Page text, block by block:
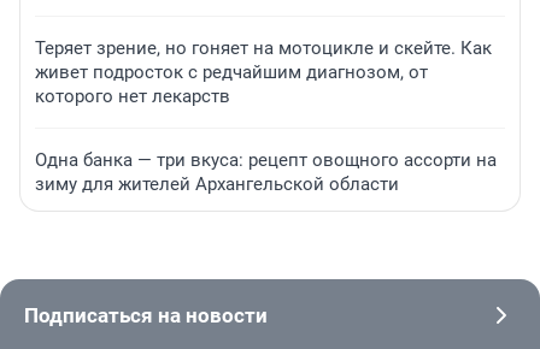
Теряет зрение, но гоняет на мотоцикле и скейте. Как
живет подросток с редчайшим диагнозом, от
которого нет лекарств
Одна банка — три вкуса: рецепт овощного ассорти на
зиму для жителей Архангельской области
Подписаться на новости